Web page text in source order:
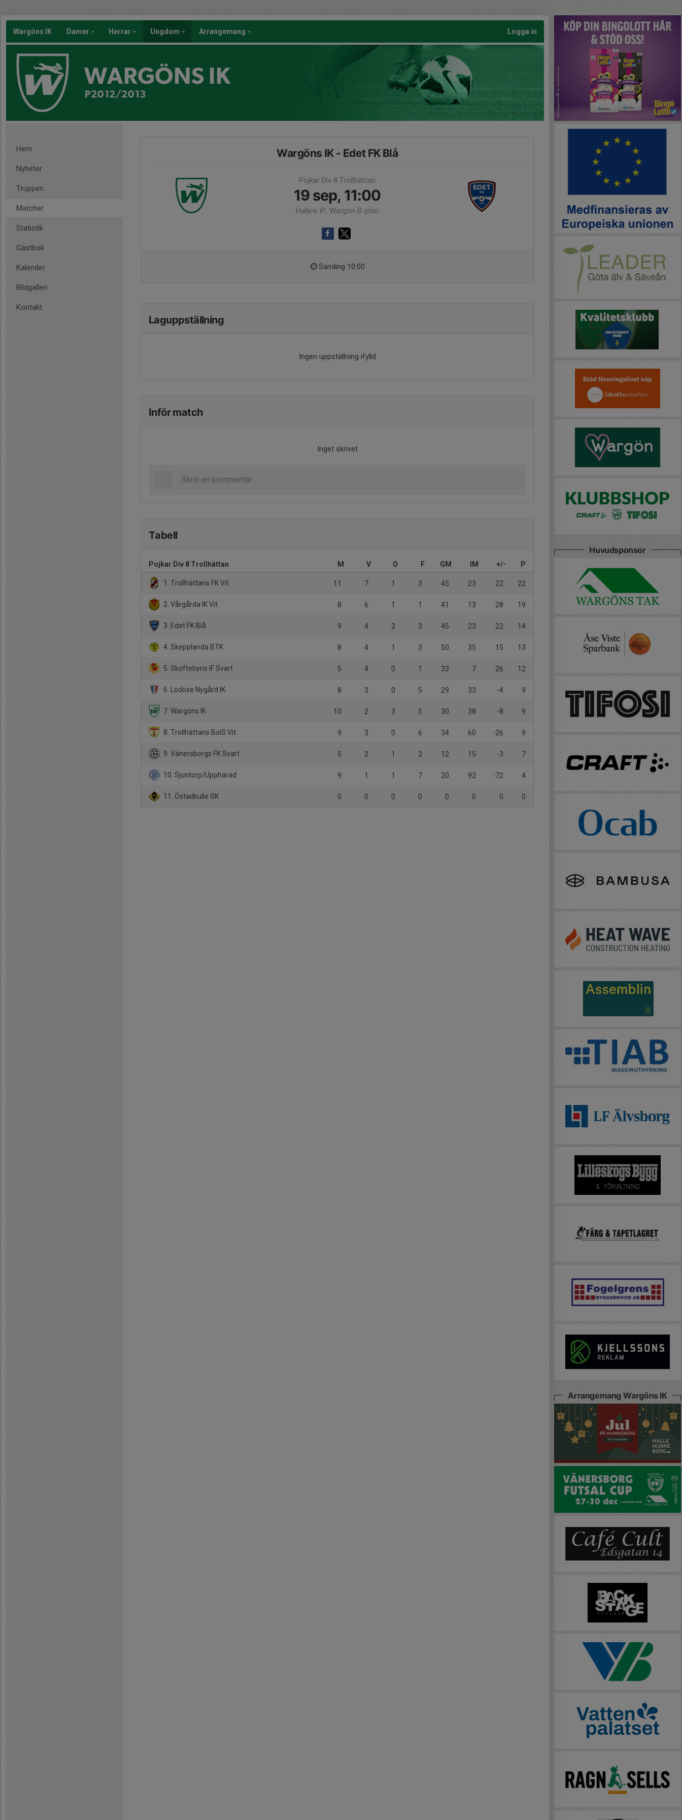
Wargöns IK Damer Herrar Ungdom Arrangemang Logga in
WARGÖNS IK
P2012/2013
Hem
Nyheter
Truppen
Matcher
Statistik
Gästbok
Kalender
Bildgalleri
Kontakt
Wargöns IK - Edet FK Blå
Pojkar Div 8 Trollhättan
19 sep, 11:00
Hallevi IP, Wargön B-plan
Samling 10:00
Laguppställning
Ingen uppställning ifylld
Inför match
Inget skrivet
Tabell
Pojkar Div 8 Trollhättan M V O F GM IM +/- P
1. Trollhättans FK Vit 11 7 1 3 45 23 22 22
2. Vårgårda IK Vit 8 6 1 1 41 13 28 19
3. Edet FK Blå 9 4 2 3 45 23 22 14
4. Skepplanda BTK 8 4 1 3 50 35 15 13
5. Skoftebyns IF Svart 5 4 0 1 33 7 26 12
6. Lödöse Nygård IK 8 3 0 5 29 33 -4 9
7. Wargöns IK 10 2 3 5 30 38 -8 9
8. Trollhättans BoIS Vit 9 3 0 6 34 60 -26 9
9. Vänersborgs FK Svart 5 2 1 2 12 15 -3 7
10. Sjuntorp/Upphärad 9 1 1 7 20 92 -72 4
11. Östadkulle SK 0 0 0 0 0 0 0 0
Huvudsponsor
Arrangemang Wargöns IK